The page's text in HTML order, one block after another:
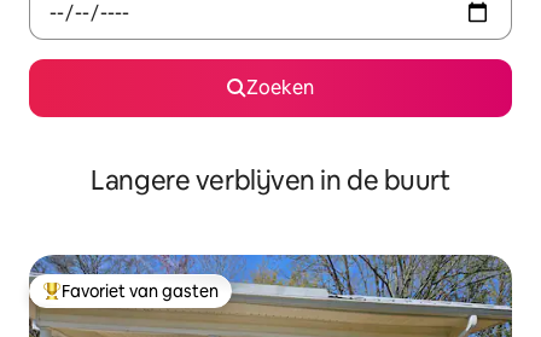
Zoeken
Langere verblijven in de buurt
Topfavoriet van gasten
Favoriet van gasten